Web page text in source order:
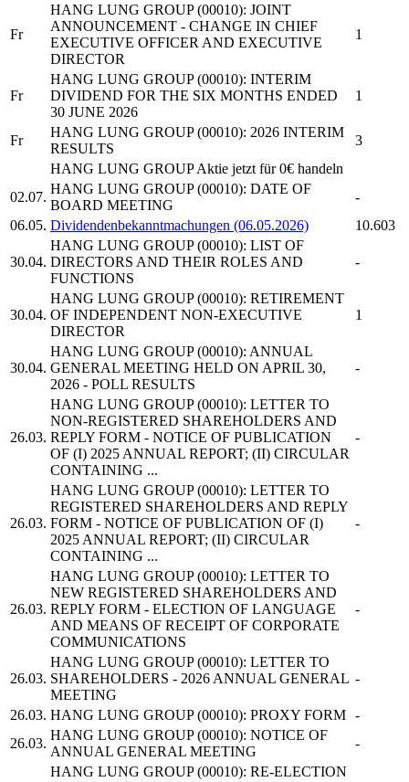
Fr
HANG LUNG GROUP(00010): JOINT
ANNOUNCEMENT - CHANGE IN CHIEF
EXECUTIVE OFFICER AND EXECUTIVE
DIRECTOR
1
Fr
HANG LUNG GROUP(00010): INTERIM
DIVIDEND FOR THE SIX MONTHS ENDED
30 JUNE 2026
1
Fr
HANG LUNG GROUP(00010): 2026 INTERIM
RESULTS
3
HANG LUNG GROUPAktie jetzt für 0€ handeln
02.07.
HANG LUNG GROUP(00010): DATE OF
BOARD MEETING
-
06.05. Dividendenbekanntmachungen (06.05.2026) 10.603
30.04.
HANG LUNG GROUP(00010): LIST OF
DIRECTORS AND THEIR ROLES AND
FUNCTIONS
-
30.04.
HANG LUNG GROUP(00010): RETIREMENT
OF INDEPENDENT NON-EXECUTIVE
DIRECTOR
1
30.04.
HANG LUNG GROUP(00010): ANNUAL
GENERAL MEETING HELD ON APRIL 30,
2026 - POLL RESULTS
-
26.03.
HANG LUNG GROUP(00010): LETTER TO
NON-REGISTERED SHAREHOLDERS AND
REPLY FORM - NOTICE OF PUBLICATION
OF (I) 2025 ANNUAL REPORT; (II) CIRCULAR
CONTAINING ...
-
26.03.
HANG LUNG GROUP(00010): LETTER TO
REGISTERED SHAREHOLDERS AND REPLY
FORM - NOTICE OF PUBLICATION OF (I)
2025 ANNUAL REPORT; (II) CIRCULAR
CONTAINING ...
-
26.03.
HANG LUNG GROUP(00010): LETTER TO
NEW REGISTERED SHAREHOLDERS AND
REPLY FORM - ELECTION OF LANGUAGE
AND MEANS OF RECEIPT OF CORPORATE
COMMUNICATIONS
-
26.03.
HANG LUNG GROUP(00010): LETTER TO
SHAREHOLDERS - 2026 ANNUAL GENERAL
MEETING
-
26.03. HANG LUNG GROUP(00010): PROXY FORM -
26.03.
HANG LUNG GROUP(00010): NOTICE OF
ANNUAL GENERAL MEETING
-
HANG LUNG GROUP(00010): RE-ELECTION